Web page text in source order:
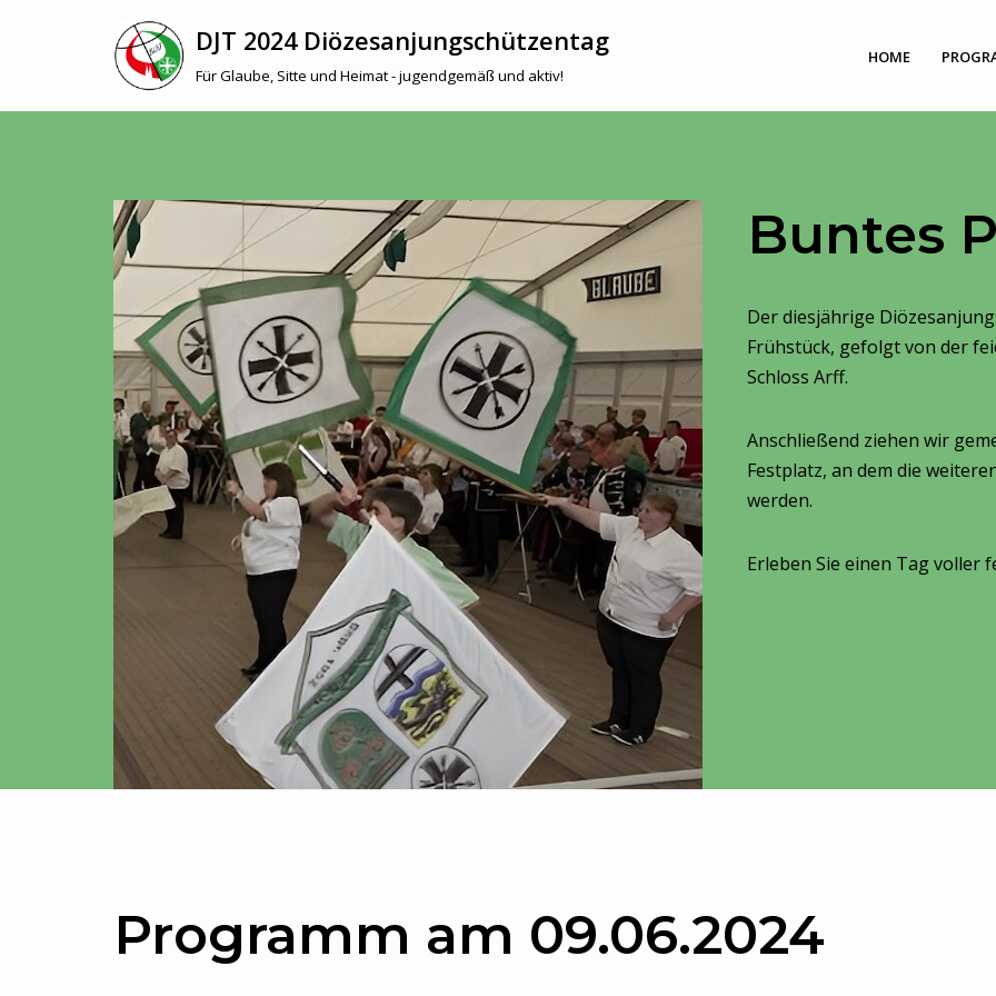
DJT 2024 Diözesanjungschützentag
Für Glaube, Sitte und Heimat - jugendgemäß und aktiv!
HOME
Buntes
Der diesjährige
Frühstück, gefolgt von der
Schloss Arff.
Anschließend ziehen wir
Festplatz, an dem die
werden.
Erleben Sie einen Tag voller
Programm am 09.06.2024